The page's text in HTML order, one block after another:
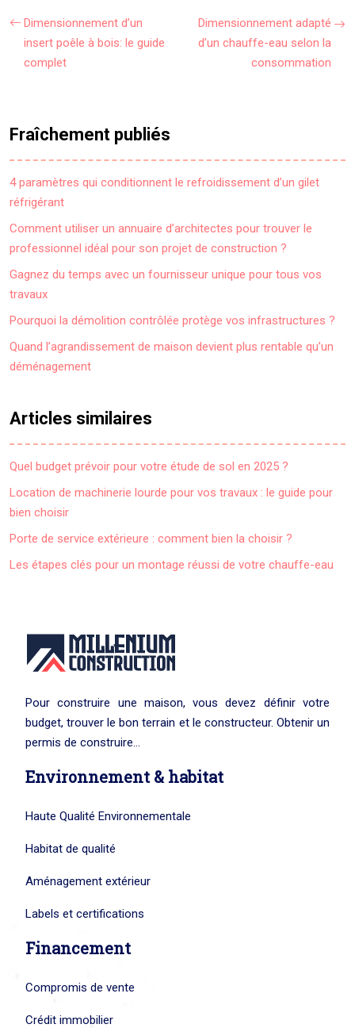
Dimensionnement d’un
insert poêle à bois: le guide
complet
Dimensionnement adapté
d’un chauffe-eau selon la
consommation
Fraîchement publiés
4 paramètres qui conditionnent le refroidissement d’un gilet
réfrigérant
Comment utiliser un annuaire d’architectes pour trouver le
professionnel idéal pour son projet de construction ?
Gagnez du temps avec un fournisseur unique pour tous vos
travaux
Pourquoi la démolition contrôlée protège vos infrastructures ?
Quand l’agrandissement de maison devient plus rentable qu’un
déménagement
Articles similaires
Quel budget prévoir pour votre étude de sol en 2025 ?
Location de machinerie lourde pour vos travaux : le guide pour
bien choisir
Porte de service extérieure : comment bien la choisir ?
Les étapes clés pour un montage réussi de votre chauffe-eau
Pour construire une maison, vous devez définir votre
budget, trouver le bon terrain et le constructeur. Obtenir un
permis de construire…
Environnement & habitat
Haute Qualité Environnementale
Habitat de qualité
Aménagement extérieur
Labels et certifications
Financement
Compromis de vente
Crédit immobilier